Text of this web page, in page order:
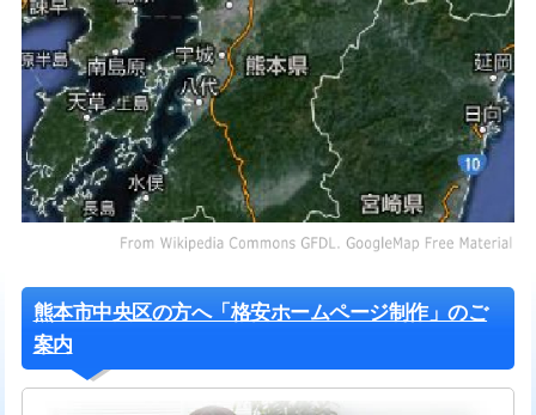
熊本市中央区の方へ「格安ホームページ制作」のご
案内